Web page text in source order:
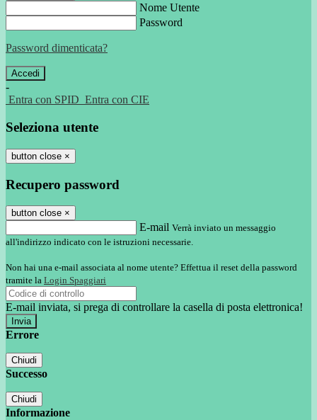
Nome Utente
Password
Password dimenticata?
-
Entra con SPID Entra con CIE
Seleziona utente
button close ×
Recupero password
button close ×
E-mail Verrà inviato un messaggio
all'indirizzo indicato con le istruzioni necessarie.
Non hai una e-mail associata al nome utente? Effettua il reset della password
tramite la Login Spaggiari
E-mail inviata, si prega di controllare la casella di posta elettronica!
Errore
Chiudi
Successo
Chiudi
Informazione